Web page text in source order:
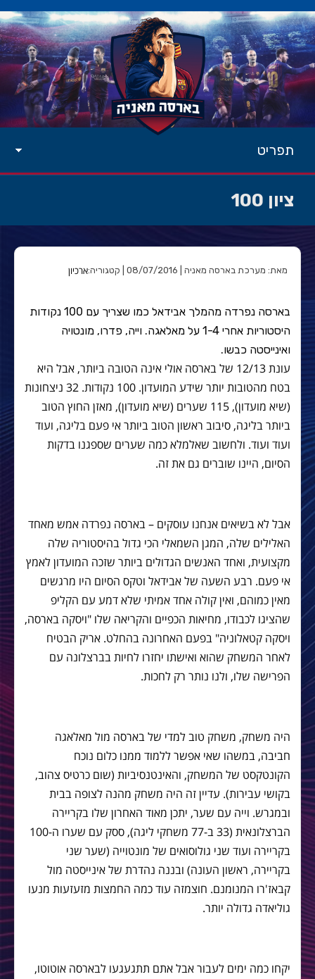
תפריט
ציון 100
מאת: מערכת בארסה מאניה | 08/07/2016 | קטגוריה: ארכיון
בארסה נפרדה מהמלך אבידאל כמו שצריך עם 100 נקודות
היסטוריות אחרי 1-4 על מאלאגה. וייה, פדרו, מונטויה
ואינייסטה כבשו.
עונת 12/13 של בארסה אולי אינה הטובה ביותר, אבל היא
בטח מהטובות יותר שידע המועדון. 100 נקודות. 32 ניצחונות
(שיא מועדון), 115 שערים (שיא מועדון), מאזן החוץ הטוב
ביותר בליגה, סיבוב ראשון הטוב ביותר אי פעם בליגה, ועוד
ועוד ועוד. ולחשוב שאלמלא כמה שערים שספגנו בדקות
הסיום, היינו שוברים גם את זה.
אבל לא בשיאים אנחנו עוסקים – בארסה נפרדה אמש מאחד
האלילים שלה, המגן השמאלי הכי גדול בהיסטוריה שלה
מקצועית, ואחד האנשים הגדולים ביותר שזכה המועדון לאמץ
אי פעם. רבע השעה של אבידאל וטקס הסיום היו מרגשים
מאין כמוהם, ואין קולה אחד אמיתי שלא דמע עם הקליפ
שהציגו לכבודו, מחיאות הכפיים והקריאה שלו "ויסקה בארסה,
ויסקה קטאלוניה" בפעם האחרונה בהחלט. אריק הבטיח
לאחר המשחק שהוא ואישתו יחזרו לחיות בברצלונה עם
הפרישה שלו, ולנו נותר רק לחכות.
היה משחק, משחק טוב למדי של בארסה מול מאלאגה
חביבה, במשהו שאי אפשר ללמוד ממנו כלום נוכח
הקונטקסט של המשחק, והאינטנסיביות (שום כרטיס צהוב,
בקושי עבירות). עדיין זה היה משחק מהנה לצופה בבית
ובמגרש. וייה עם שער, יתכן מאוד האחרון שלו בקריירה
הברצלונאית (33 ב-77 משחקי ליגה), ססק עם שערו ה-100
בקריירה ועוד שני גולוסואים של מונטוייה (שער שני
בקריירה, ראשון העונה) ובננה נהדרת של אינייסטה מול
קבאז'רו המנומנם. חוצמזה עוד כמה החמצות מזעזעות מנעו
גוליאדה גדולה יותר.
יקחו כמה ימים לעבור אבל אתם תתגעגעו לבארסה אוטוטו,